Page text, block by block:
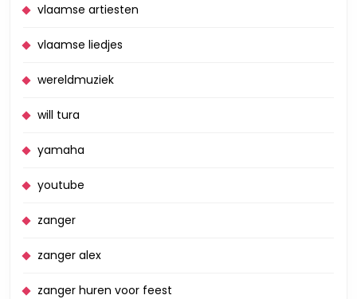
vlaamse artiesten
vlaamse liedjes
wereldmuziek
will tura
yamaha
youtube
zanger
zanger alex
zanger huren voor feest